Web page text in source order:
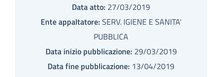
Data atto: 27/03/2019
Ente appaltatore: SERV. IGIENE E SANITA'
PUBBLICA
Data inizio pubblicazione: 29/03/2019
Data fine pubblicazione: 13/04/2019